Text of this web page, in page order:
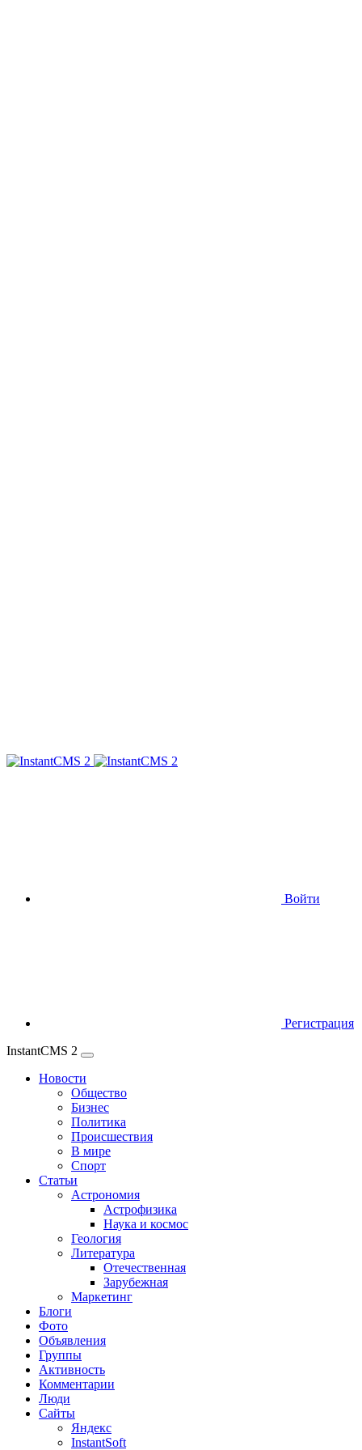
Войти
Регистрация
InstantCMS 2
Новости
Общество
Бизнес
Политика
Происшествия
В мире
Спорт
Статьи
Астрономия
Астрофизика
Наука и космос
Геология
Литература
Отечественная
Зарубежная
Маркетинг
Блоги
Фото
Объявления
Группы
Активность
Комментарии
Люди
Сайты
Яндекс
InstantSoft